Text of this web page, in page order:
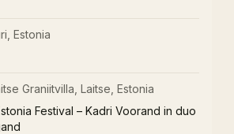
Estonia
Graniitvilla, Laitse, Estonia
Festival – Kadri Voorand in duo